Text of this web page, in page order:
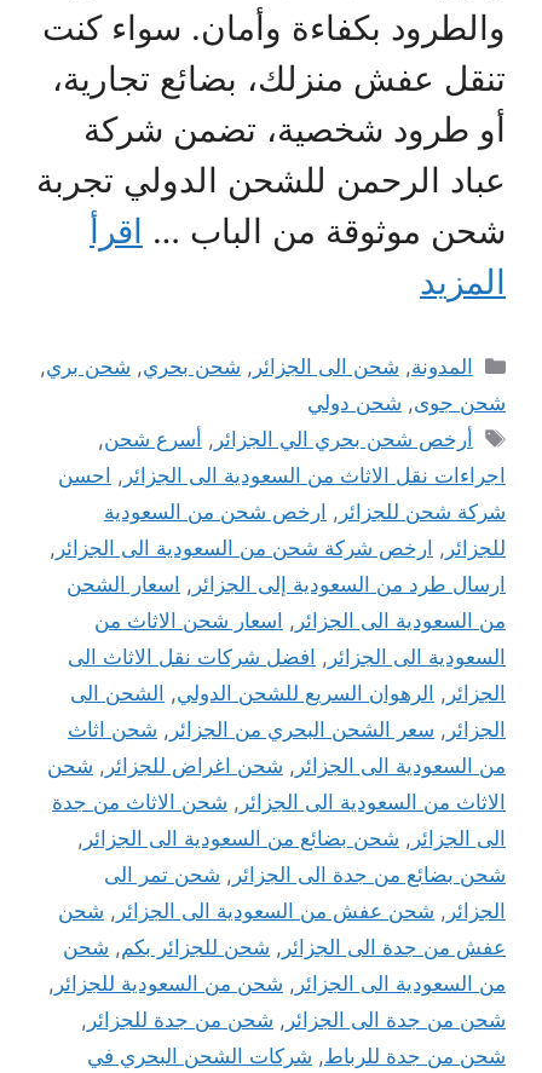
والطرود بكفاءة وأمان. سواء كنت
تنقل عفش منزلك، بضائع تجارية،
أو طرود شخصية، تضمن شركة
عباد الرحمن للشحن الدولي تجربة
شحن موثوقة من الباب … اقرأ
المزيد
التصنيفات
المدونة, شحن الى الجزائر , شحن بحري, شحن بري,
شحن جوى, شحن دولي
الوسوم
أرخص شحن بحري الي الجزائر , أسرع شحن,
اجراءات نقل الاثاث من السعودية الى الجزائر , احسن
شركة شحن للجزائر , ارخص شحن من السعودية
للجزائر , ارخص شركة شحن من السعودية الى الجزائر ,
ارسال طرد من السعودية إلى الجزائر , اسعار الشحن
من السعودية الى الجزائر , اسعار شحن الاثاث من
السعودية الى الجزائر , افضل شركات نقل الاثاث الى
الجزائر , الرهوان السريع للشحن الدولي, الشحن الى
الجزائر , سعر الشحن البحري من الجزائر , شحن اثاث
من السعودية الى الجزائر , شحن اغراض للجزائر , شحن
الاثاث من السعودية الى الجزائر , شحن الاثاث من جدة
الى الجزائر , شحن بضائع من السعودية الى الجزائر ,
شحن بضائع من جدة الى الجزائر , شحن تمر الى
الجزائر , شحن عفش من السعودية الى الجزائر , شحن
عفش من جدة الى الجزائر , شحن للجزائر بكم, شحن
من السعودية الى الجزائر , شحن من السعودية للجزائر ,
شحن من جدة الى الجزائر , شحن من جدة للجزائر ,
شحن من جدة للرباط, شركات الشحن البحري في